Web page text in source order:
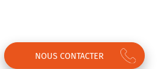
NOUS CONTACTER